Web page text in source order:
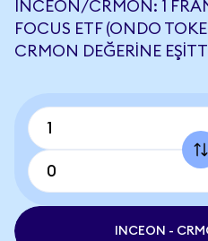
INCEON/CRMON: 1
FOCUS ETF (ONDO
CRMON DEĞERINE
INCEON -